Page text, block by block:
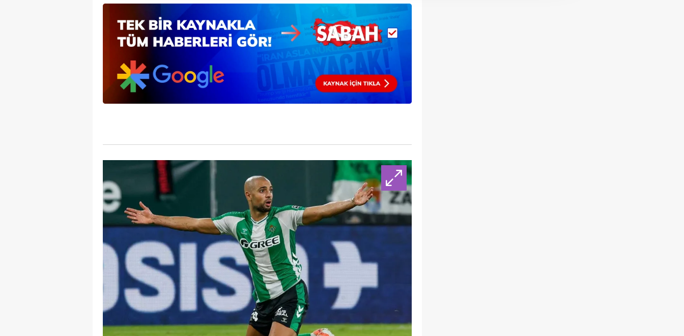
reklam/pazarlama faaliyetlerinin yapılması, amaçlarıyla sınırlı olarak açık rızanız dahilinde kullanılacaktır.
Çerezlere ilişkin tercihlerinizi aşağıda yer alan panel vasıtasıyla belirleyebilirsiniz. Çerezlere ilişkin detaylı bilgi için Ayarlar
butonuna tıklayabilir, Çerez Bilgilendirme Metnimizi ziyaret edebilirsiniz.
6698 sayılı Kişisel Verilerin Korunması Kanunu uyarınca hazırlanmış Aydınlatma Metnimizi okumak ve sitemizde ilgili
mevzuata uygun olarak kullanılan çerezlerle ilgili bilgi almak için lütfentıklayınız